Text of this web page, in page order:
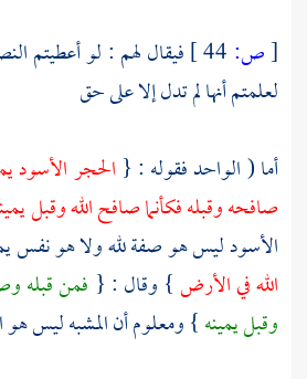
[ص:
فيقال لهم : لو أعطيتم
لعلمتم أنها لم تدل إلا على حق
أما ( الواحد فقوله : { الحجر الأسود
صافحه وقبله فكأنما صافح الله وقبل
الأسودليس هو صفة لله ولا هو نفس
الله في الأرض} وقال : { فمن قبله
وقبل يمينه} ومعلوم أن المشبه ليس هو